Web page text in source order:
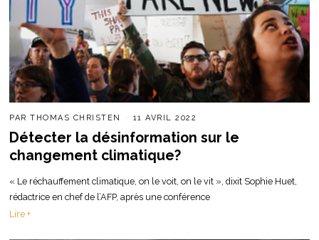
PARTHOMAS CHRISTEN 11 AVRIL 2022
Détecter la désinformation sur le
changement climatique?
« Le réchauffement climatique, on le voit, on le vit », dixit Sophie Huet,
rédactrice en chef de l’AFP, après une conférence
Lire +